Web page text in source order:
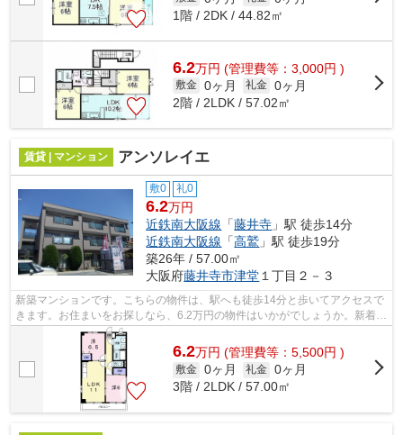
1階 / 2DK / 44.82㎡
6.2万円 (管理費等：3,000円 )
敷金 0ヶ月 礼金 0ヶ月
2階 / 2LDK / 57.02㎡
賃貸 | マンション アンソレイエ
敷0 礼0
6.2万円
近鉄南大阪線 「藤井寺 」駅 徒歩14分
近鉄南大阪線 「高鷲 」駅 徒歩19分
築26年 / 57.00㎡
大阪府藤井寺市津堂 １丁目２－３
新築マンションです。こちらの物件は、駅へも徒歩14分と歩いてアクセスで
きます。お住まいをお探しなら、6.2万円の物件はいかがでしょうか。新着情
報：アンソレイエの空室情報ならコチ...
6.2万円 (管理費等：5,500円 )
敷金 0ヶ月 礼金 0ヶ月
3階 / 2LDK / 57.00㎡